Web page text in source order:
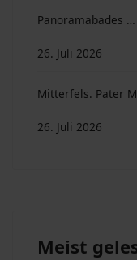
Panoramabades …
26. Juli 2026
Mitterfels. Pater
26. Juli 2026
Meist